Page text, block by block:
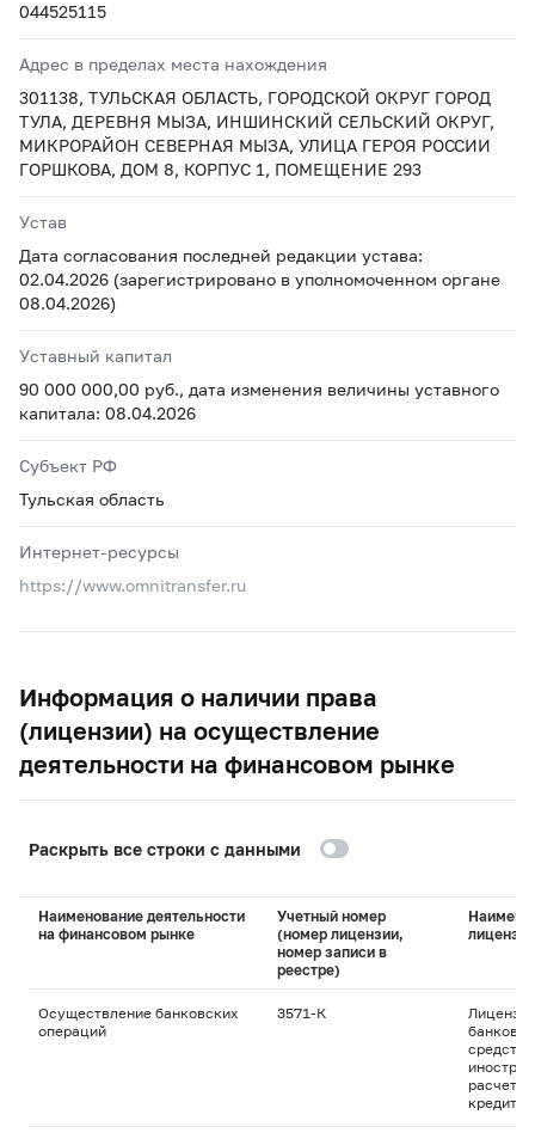
044525115
Адрес в пределах места нахождения
301138, ТУЛЬСКАЯ ОБЛАСТЬ, ГОРОДСКОЙ ОКРУГ ГОРОД
ТУЛА, ДЕРЕВНЯ МЫЗА, ИНШИНСКИЙ СЕЛЬСКИЙ ОКРУГ,
МИКРОРАЙОН СЕВЕРНАЯ МЫЗА, УЛИЦА ГЕРОЯ РОССИИ
ГОРШКОВА, ДОМ 8, КОРПУС 1, ПОМЕЩЕНИЕ 293
Устав
Дата согласования последней редакции устава:
02.04.2026 (зарегистрировано в уполномоченном органе
08.04.2026)
Уставный капитал
90 000 000,00 руб., дата изменения величины уставного
капитала: 08.04.2026
Субъект РФ
Тульская область
Интернет-ресурсы
https://www.omnitransfer.ru
Информация о наличии права
(лицензии) на осуществление
деятельности на финансовом рынке
Раскрыть все строки с данными
Наименование деятельности
на финансовом рынке
Учетный номер
(номер лицензии,
номер записи в
реестре)
лицензии
Осуществление банковских
операций
3571-К